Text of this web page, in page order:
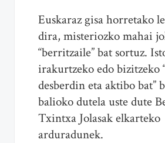
Euskaraz gisa horretako
dira, misteriozko mahai
“berritzaile” bat sortuz.
irakurtzeko edo bizitzeko
desberdin eta aktibo bat”
balioko dutela uste dute
Txintxa Jolasak elkarteko
arduradunek.